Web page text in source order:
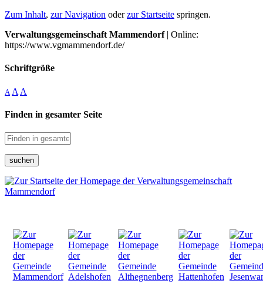
Zum Inhalt, zur Navigation oderzur Startseite springen.
Verwaltungsgemeinschaft Mammendorf| Online:
https://www.vgmammendorf.de/
Schriftgröße
A A A
Finden in gesamter Seite
suchen